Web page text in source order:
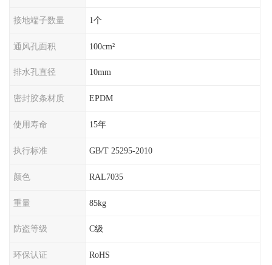
接地端子数量 1个
通风孔面积 100cm²
排水孔直径 10mm
密封胶条材质 EPDM
使用寿命 15年
执行标准 GB/T 25295-2010
颜色 RAL7035
重量 85kg
防盗等级 C级
环保认证 RoHS